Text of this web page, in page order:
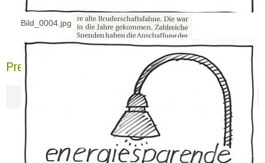
Bild_0004.jpg
Pressebericht NGZ 13.10.2017-1